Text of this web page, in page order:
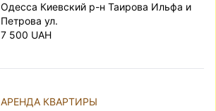
Одесса Киевский р-н Таирова Ильфа и
Петрова ул.
7 500 UAH
АРЕНДА КВАРТИРЫ